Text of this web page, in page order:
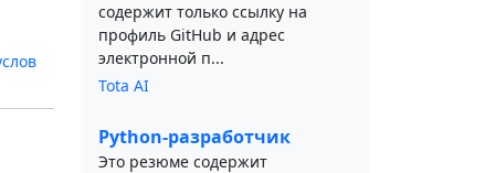
содержит только ссылку на
профиль GitHub и адрес
электронной п...
Tota AI
Python-разработчик
Это резюме содержит